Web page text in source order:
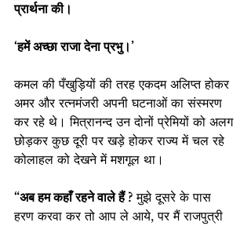
प्रार्थना की।
‘हमें अच्छा राजा देना प्रभु।’
कमल की पँखुड़ियों की तरह एकदम अलिप्त होकर
अमर और रत्नमंजरी अपनी घटनाओं का संस्मरण
कर रहे थे। मित्रानन्द उन दोनों प्रेमियों को अलग
छोड़कर कुछ दूरी पर खड़े होकर राज्य में चल रहे
कोलाहल को देखने में मशगूल था।
“अब हम कहाँ रहने वाले हैं ? मुझे दूसरे के पास
हरण करवा कर तो आप ले आये, पर मैं राजपुत्री